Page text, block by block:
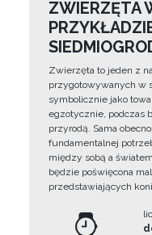
ZWIERZĘTA
Zwierzęta to jeden z
przygotowywanych w
symbolicznie jako
egzotycznie, podczas
przyrodą. Sama
fundamentalnej
między sobą a
będzie poświęcona
przedstawiających